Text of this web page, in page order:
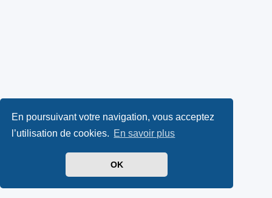
En poursuivant votre navigation, vous acceptez
l’utilisation de cookies. En savoir plus
OK